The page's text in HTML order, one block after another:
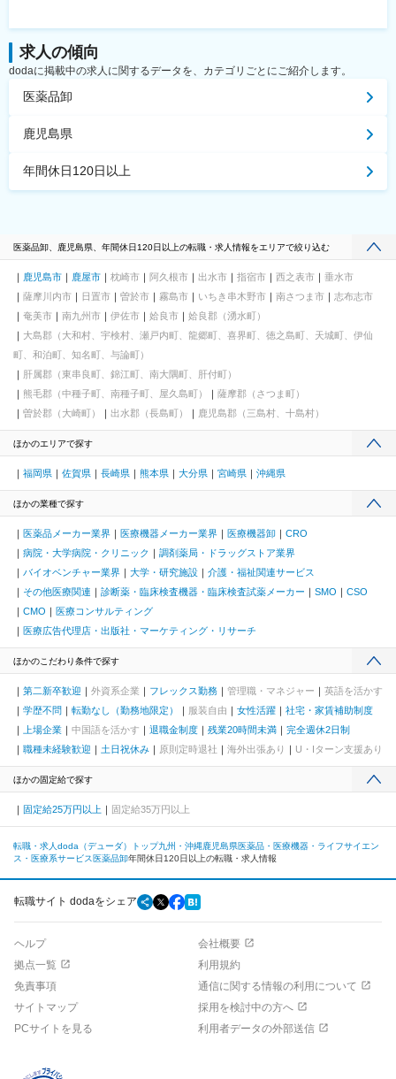
求人の傾向
dodaに掲載中の求人に関するデータを、カテゴリごとにご紹介します。
医薬品卸
鹿児島県
年間休日120日以上
医薬品卸、鹿児島県、年間休日120日以上の転職・求人情報をエリアで絞り込む
鹿児島市 鹿屋市 枕崎市 阿久根市 出水市 指宿市 西之表市
垂水市
薩摩川内市
日置市 曽於市 霧島市 いちき串木野市 南さつま市
志布志市
奄美市
南九州市 伊佐市 姶良市
姶良郡（湧水町）
大島郡（大和村、宇検村、瀬戸内町、龍郷町、喜界町、徳之島町、天城町、伊仙
町、和泊町、知名町、与論町）
肝属郡（東串良町、錦江町、南大隅町、肝付町）
熊毛郡（中種子町、南種子町、屋久島町）
薩摩郡（さつま町）
曽於郡（大崎町）
出水郡（長島町） 鹿児島郡（三島村、十島村）
ほかのエリアで探す
福岡県 佐賀県 長崎県 熊本県 大分県 宮崎県 沖縄県
ほかの業種で探す
医薬品メーカー業界 医療機器メーカー業界 医療機器卸
CRO
病院・大学病院・クリニック
調剤薬局・ドラッグストア業界
バイオベンチャー業界
大学・研究施設
介護・福祉関連サービス
その他医療関連
診断薬・臨床検査機器・臨床検査試薬メーカー SMO
CSO
CMO
医療コンサルティング
医療広告代理店・出版社・マーケティング・リサーチ
ほかのこだわり条件で探す
第二新卒歓迎 外資系企業 フレックス勤務 管理職・マネジャー
英語を活かす
学歴不問
転勤なし（勤務地限定） 服装自由 女性活躍
社宅・家賃補助制度
上場企業
中国語を活かす 退職金制度 残業20時間未満
完全週休2日制
職種未経験歓迎
土日祝休み 原則定時退社 海外出張あり U・Iターン支援あり
ほかの固定給で探す
固定給25万円以上 固定給35万円以上
転職・求人doda（デューダ）トップ九州・沖縄鹿児島県医薬品・医療機器・ライフサイエン
ス・医療系サービス 医薬品卸年間休日120日以上の転職・求人情報
転職サイト dodaをシェア
ヘルプ
会社概要
拠点一覧
利用規約
免責事項
通信に関する情報の利用について
サイトマップ
採用を検討中の方へ
PCサイトを見る
利用者データの外部送信